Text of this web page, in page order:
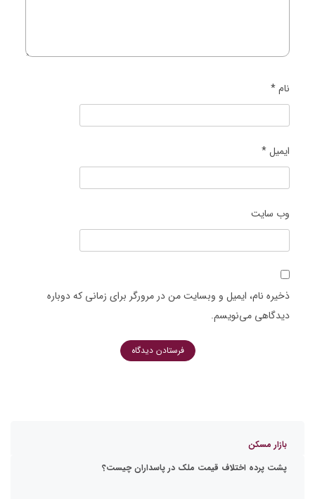
نام*
ایمیل*
وب‌ سایت
ذخیره نام، ایمیل و وبسایت من در مرورگر برای زمانی که دوباره
دیدگاهی می‌نویسم.
بازار مسکن
پشت پرده اختلاف قیمت ملک در پاسداران چیست؟